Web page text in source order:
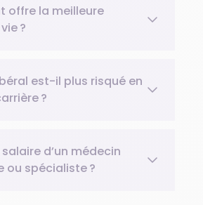
offre la meilleure
?
est-il plus risqué en
?
d’un médecin
ou spécialiste ?